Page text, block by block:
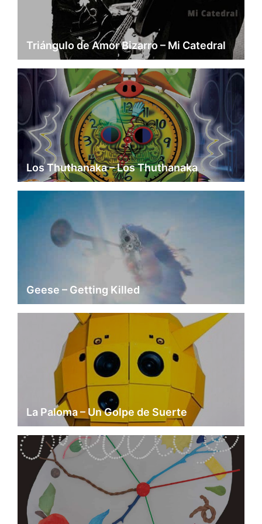
Triángulo de Amor Bizarro – Mi Catedral
Los Thuthanaka – Los Thuthanaka
Geese – Getting Killed
La Paloma – Un Golpe de Suerte